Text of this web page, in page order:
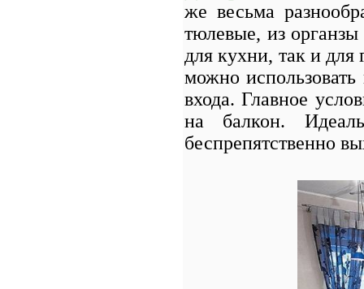
же весьма
тюлевые, из
для кухни, так и для
можно
входа. Главное
на балкон.
беспрепятственно